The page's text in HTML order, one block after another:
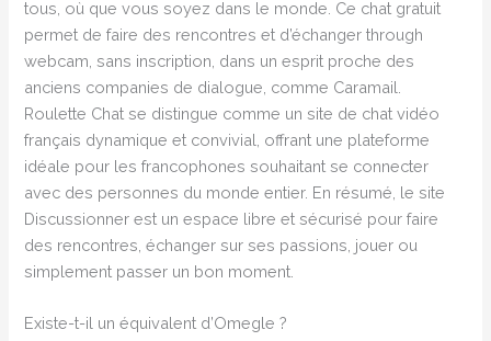
tous, où que vous soyez dans le monde. Ce chat gratuit
permet de faire des rencontres et d’échanger through
webcam, sans inscription, dans un esprit proche des
anciens companies de dialogue, comme Caramail.
Roulette Chat se distingue comme un site de chat vidéo
français dynamique et convivial, offrant une plateforme
idéale pour les francophones souhaitant se connecter
avec des personnes du monde entier. En résumé, le site
Discussionner est un espace libre et sécurisé pour faire
des rencontres, échanger sur ses passions, jouer ou
simplement passer un bon moment.
Existe-t-il un équivalent d’Omegle ?